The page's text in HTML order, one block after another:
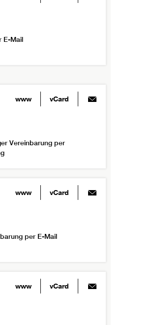
E-Mail
Vereinbarung per
vCard
www
per E-Mail
vCard
www
vCard
www